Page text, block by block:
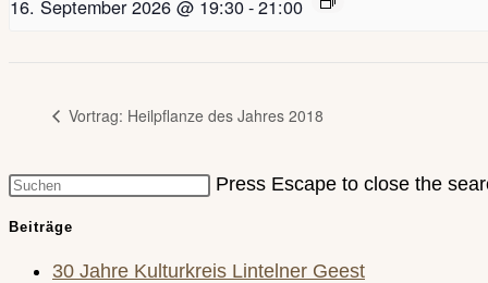
16. September 2026 @ 19:30-21:00
Vortrag: Heilpflanze des Jahres 2018
Press Escape to close the
Beiträge
30 Jahre Kulturkreis Lintelner Geest